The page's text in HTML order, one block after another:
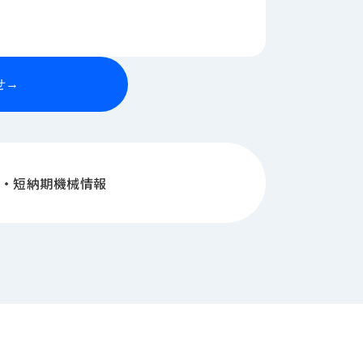
→
短納期機械情報